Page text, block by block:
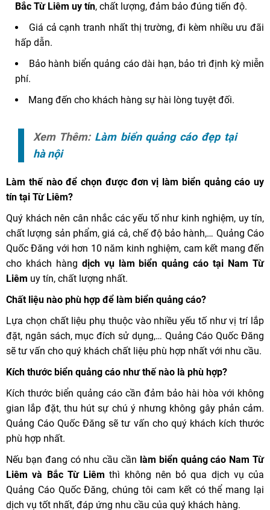
Bắc Từ Liêm uy tín, chất lượng, đảm bảo đúng tiến độ.
Giá cả cạnh tranh nhất thị trường, đi kèm nhiều ưu đãi
hấp dẫn.
Bảo hành biển quảng cáo dài hạn, bảo trì định kỳ miễn
phí.
Mang đến cho khách hàng sự hài lòng tuyệt đối.
Xem Thêm: Làm biển quảng cáo đẹp tại
hà nội
Làm thế nào để chọn được đơn vị làm biển quảng cáo uy
tín tại Từ Liêm?
Quý khách nên cân nhắc các yếu tố như kinh nghiệm, uy tín,
chất lượng sản phẩm, giá cả, chế độ bảo hành,… Quảng Cáo
Quốc Đăng với hơn 10 năm kinh nghiệm, cam kết mang đến
cho khách hàng dịch vụ làm biển quảng cáo tại Nam Từ
Liêm uy tín, chất lượng nhất.
Chất liệu nào phù hợp để làm biển quảng cáo?
Lựa chọn chất liệu phụ thuộc vào nhiều yếu tố như vị trí lắp
đặt, ngân sách, mục đích sử dụng,… Quảng Cáo Quốc Đăng
sẽ tư vấn cho quý khách chất liệu phù hợp nhất với nhu cầu.
Kích thước biển quảng cáo như thế nào là phù hợp?
Kích thước biển quảng cáo cần đảm bảo hài hòa với không
gian lắp đặt, thu hút sự chú ý nhưng không gây phản cảm.
Quảng Cáo Quốc Đăng sẽ tư vấn cho quý khách kích thước
phù hợp nhất.
Nếu bạn đang có nhu cầu cần làm biển quảng cáo Nam Từ
Liêm và Bắc Từ Liêm thì không nên bỏ qua dịch vụ của
Quảng Cáo Quốc Đăng, chúng tôi cam kết có thể mang lại
dịch vụ tốt nhất, đáp ứng nhu cầu của quý khách hàng.